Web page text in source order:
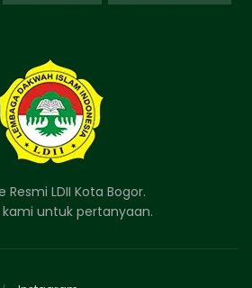
Resmi LDII Kota Bogor.
kami untuk pertanyaan.